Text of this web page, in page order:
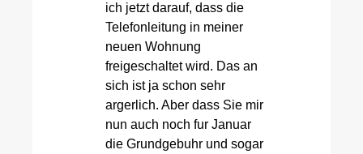
ich jetzt darauf, dass die
Telefonleitung in meiner
neuen Wohnung
freigeschaltet wird. Das an
sich ist ja schon sehr
argerlich. Aber dass Sie mir
nun auch noch fur Januar
die Grundgebuhr und sogar